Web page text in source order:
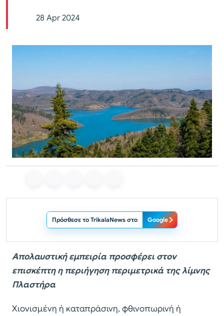
28 Apr 2024
Πρόσθεσε το TrikalaNews στο Google
Απολαυστική εμπειρία προσφέρει στον
επισκέπτη η περιήγηση περιμετρικά της λίμνης
Πλαστήρα
Χιονισμένη ή καταπράσινη, φθινοπωρινή ή